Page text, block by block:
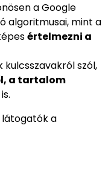
a Google
algoritmusai, mint a
értelmezni a
kulcsszavakról szól,
a tartalom
is.
látogatók a